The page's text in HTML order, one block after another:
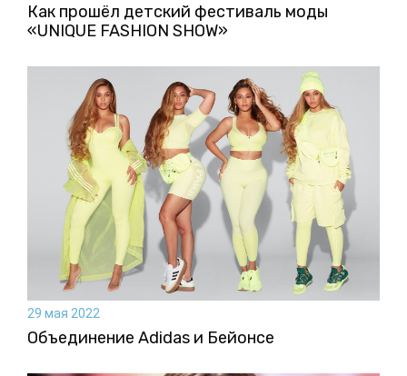
Как прошёл детский фестиваль моды
«UNIQUE FASHION SHOW»
29 мая 2022
Объединение Adidas и Бейонсе